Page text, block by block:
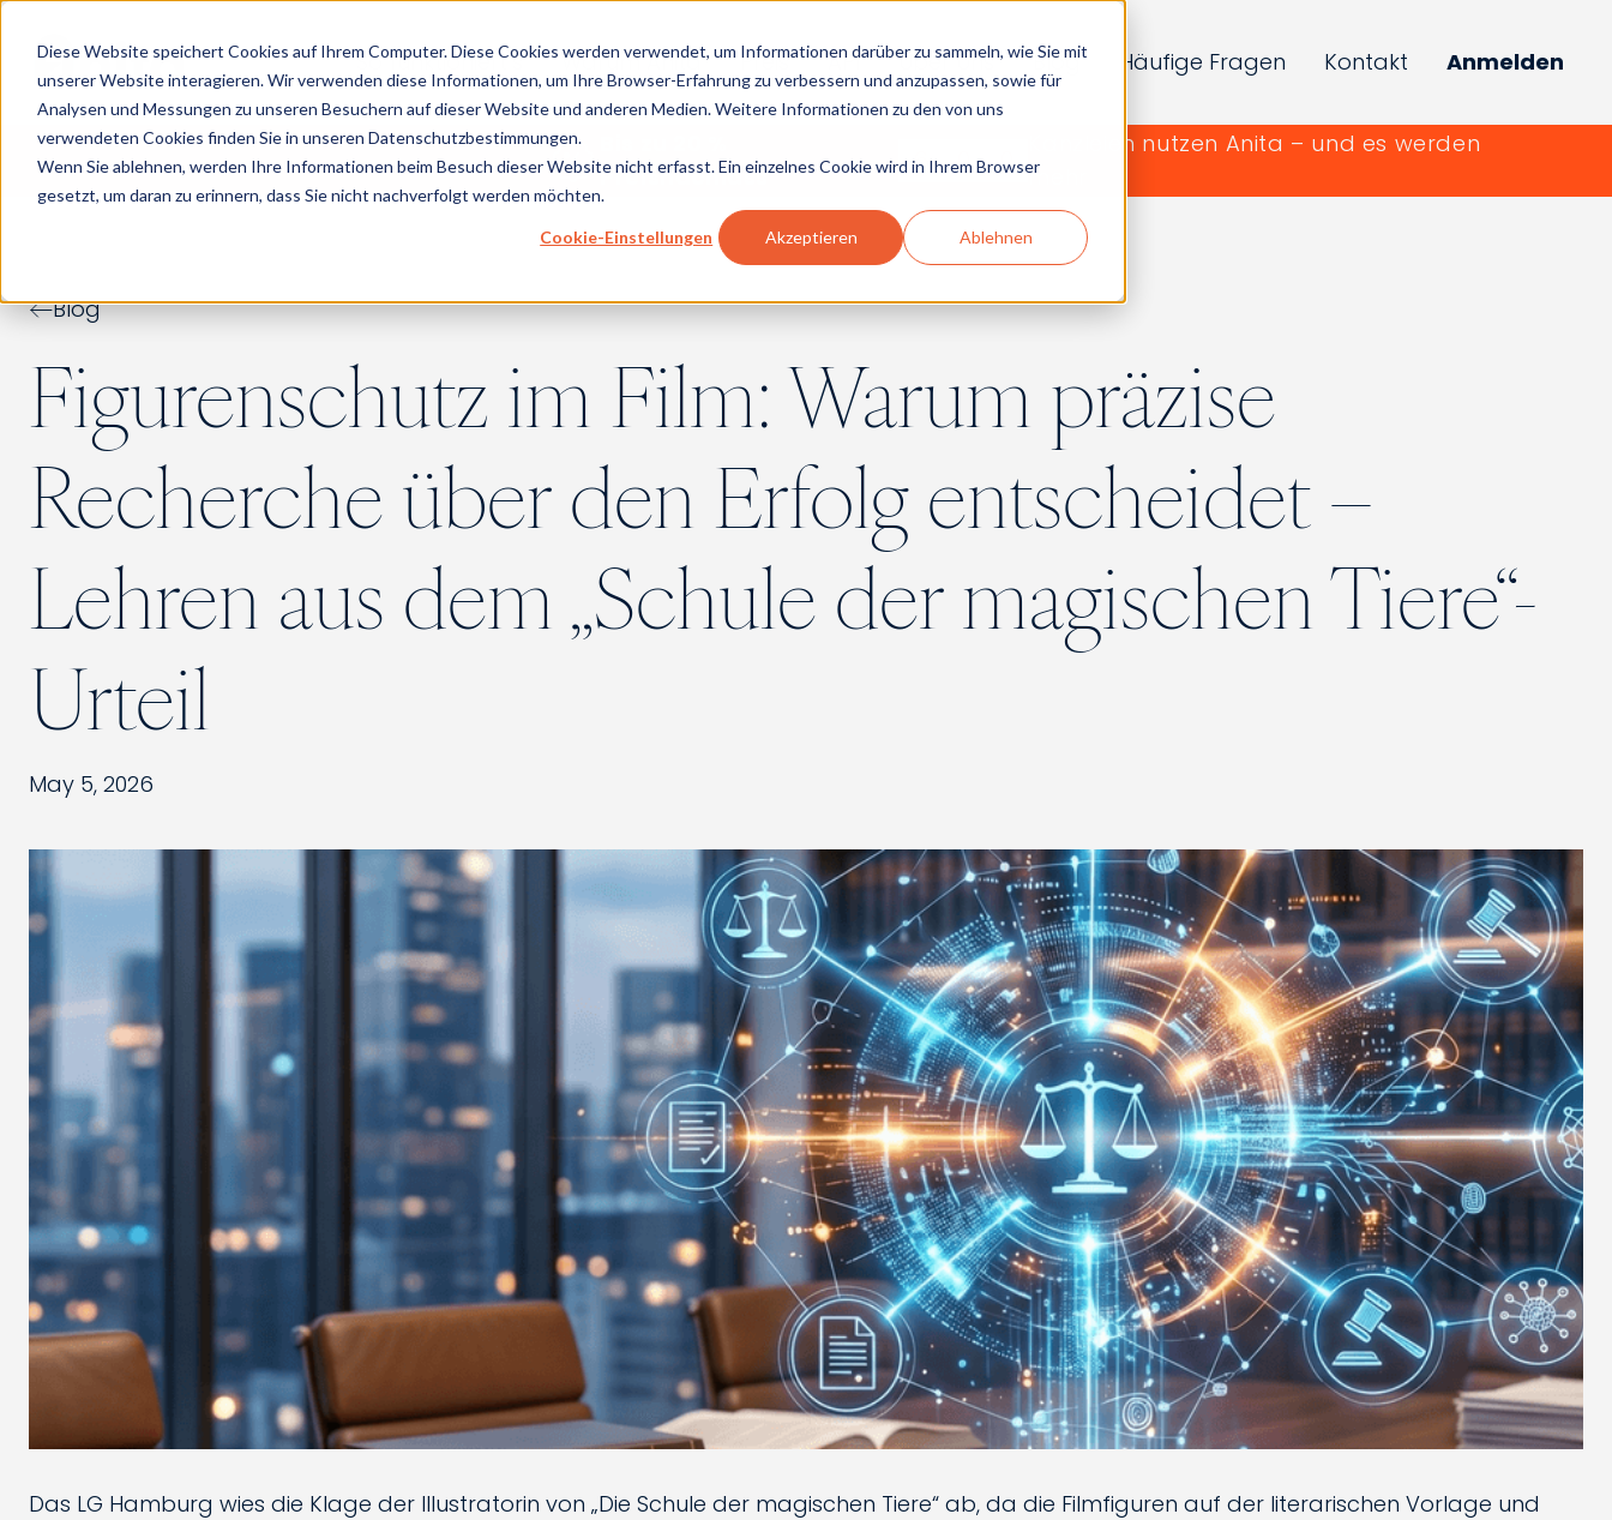
Diese Website speichert Cookies auf Ihrem Computer. Diese Cookies werden verwendet, um Informationen darüber zu sammeln, wie Sie mit
unserer Website interagieren. Wir verwenden diese Informationen, um Ihre Browser-Erfahrung zu verbessern und anzupassen, sowie für
Analysen und Messungen zu unseren Besuchern auf dieser Website und anderen Medien. Weitere Informationen zu den von uns
verwendeten Cookies finden Sie in unseren Datenschutzbestimmungen.
Wenn Sie ablehnen, werden Ihre Informationen beim Besuch dieser Website nicht erfasst. Ein einzelnes Cookie wird in Ihrem Browser
gesetzt, um daran zu erinnern, dass Sie nicht nachverfolgt werden möchten.
Cookie-Einstellungen Akzeptieren Ablehnen
So funktioniert’s Warum Anita Preis API Über Uns Blog Häufige Fragen Kontakt Anmelden
Preisnachlass
6 0 0
Kanzleien nutzen Anita – und es werden
mehr
Blog
Figurenschutz im Film: Warum präzise
Recherche über den Erfolg entscheidet –
Lehren aus dem „Schule der magischen Tiere“-
Urteil
May 5, 2026
Das LG Hamburg wies die Klage der Illustratorin von „Die Schule der magischen Tiere“ ab, da die Filmfiguren auf der literarischen Vorlage und